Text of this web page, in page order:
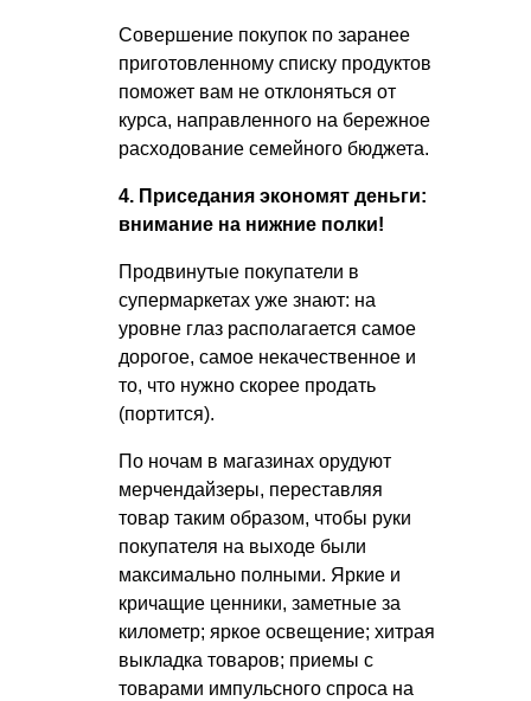
Совершение покупок по заранее
приготовленному списку продуктов
поможет вам не отклоняться от
курса, направленного на бережное
расходование семейного бюджета.
4. Приседания экономят деньги:
внимание на нижние полки!
Продвинутые покупатели в
супермаркетах уже знают: на
уровне глаз располагается самое
дорогое, самое некачественное и
то, что нужно скорее продать
(портится).
По ночам в магазинах орудуют
мерчендайзеры, переставляя
товар таким образом, чтобы руки
покупателя на выходе были
максимально полными. Яркие и
кричащие ценники, заметные за
километр; яркое освещение; хитрая
выкладка товаров; приемы с
товарами импульсного спроса на